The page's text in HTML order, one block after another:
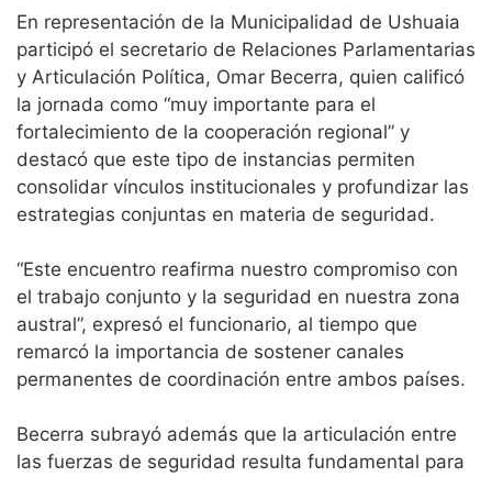
En representación de la Municipalidad de Ushuaia
participó el secretario de Relaciones Parlamentarias
y Articulación Política, Omar Becerra, quien calificó
la jornada como “muy importante para el
fortalecimiento de la cooperación regional” y
destacó que este tipo de instancias permiten
consolidar vínculos institucionales y profundizar las
estrategias conjuntas en materia de seguridad.
“Este encuentro reafirma nuestro compromiso con
el trabajo conjunto y la seguridad en nuestra zona
austral”, expresó el funcionario, al tiempo que
remarcó la importancia de sostener canales
permanentes de coordinación entre ambos países.
Becerra subrayó además que la articulación entre
las fuerzas de seguridad resulta fundamental para